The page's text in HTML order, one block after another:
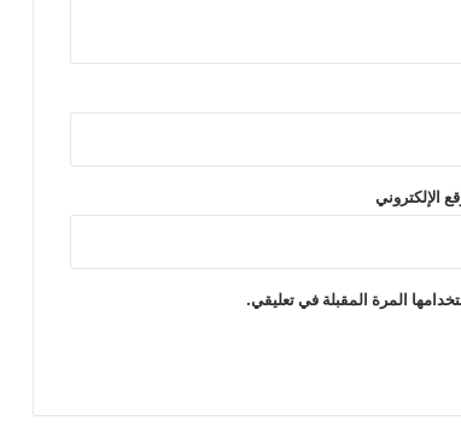
الإلكتروني
المرة المقبلة في تعليقي.